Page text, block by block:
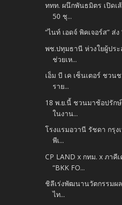
ททท. ผนึกพันธมิตร เปิดเ
50 ชุ...
“ไนท์ เอดจ์ พิคเจอร์ส” ส่ง
พช.ปทุมธานี ห่วงใยผู้ปร
ช่วยเห...
เอ็ม บี เค เซ็นเตอร์ ชวน
ราย...
18 พ.ย.นี้ ชวนมาช้อปรัก
ในงาน...
โรงแรมอวานี รัชดา กรุ
พีเ...
CP LAND x กทม. x ภาคี
“BKK FO...
ชิลีเร่งพัฒนานวัตกรรมผ
ไท...